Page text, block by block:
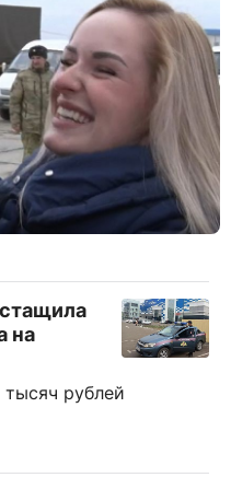
на
рублей